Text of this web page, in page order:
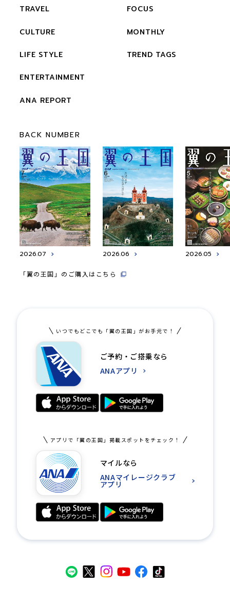
TRAVEL
CULTURE
LIFE STYLE
ENTERTAINMENT
ANA REPORT
FOCUS
MONTHLY
TREND TAGS
BACK NUMBER
2026.07 2026.06 2026.05
「翼の王国」のご購入はこちら
いつでもどこでも「翼の王国」がお手元で！
ご予約・ご搭乗なら
ANAアプリ
アプリで「翼の王国」掲載スポットをチェック！
マイルなら
ANAマイレージクラブ
アプリ